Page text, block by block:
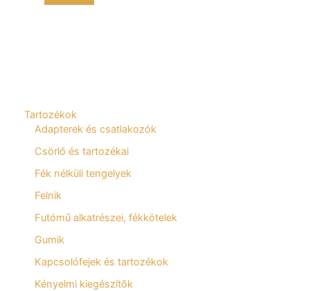
Tartozékok
Adapterek és csatlakozók
Csörlő és tartozékai
Fék nélküli tengelyek
Felnik
Futómű alkatrészei, fékkötelek
Gumik
Kapcsolófejek és tartozékok
Kényelmi kiegészítők